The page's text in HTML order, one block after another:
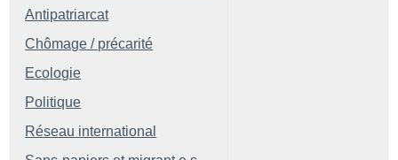
Antipatriarcat
Chômage / précarité
Ecologie
Politique
Réseau international